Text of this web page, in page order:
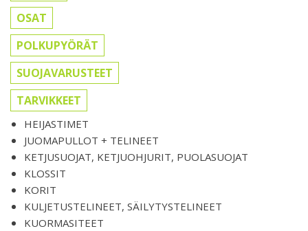
OSAT
POLKUPYÖRÄT
SUOJAVARUSTEET
TARVIKKEET
HEIJASTIMET
JUOMAPULLOT + TELINEET
KETJUSUOJAT, KETJUOHJURIT, PUOLASUOJAT
KLOSSIT
KORIT
KULJETUSTELINEET, SÄILYTYSTELINEET
KUORMASITEET